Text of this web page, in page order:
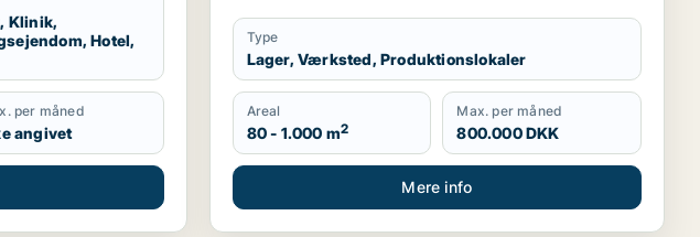
Klinik,
Hotel,
per måned
angivet
Type
Lager, Værksted, Produktionslokaler
Areal
80 - 1.000 m2
Max. per måned
800.000 DKK
Mere info